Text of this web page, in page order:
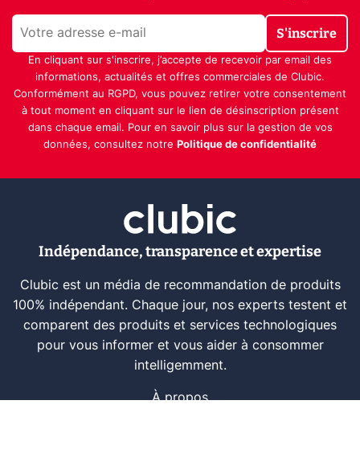
S'inscrire
En cliquant sur s'inscrire, j’accepte de recevoir par email des
informations, actualités et offres commerciales de Clubic.
Conformément au RGPD, vous pouvez retirer votre consentement
à tout moment en cliquant sur le lien de désinscription présent
dans chaque email. Pour en savoir plus sur la gestion de vos
données, consultez notre Politique de confidentialité
Indépendance, transparence et expertise
Clubic est un média de recommandation de produits
100% indépendant. Chaque jour, nos experts testent et
comparent des produits et services technologiques
pour vous informer et vous aider à consommer
intelligemment.
À propos